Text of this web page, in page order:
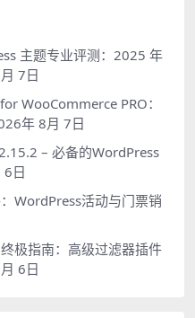
主题专业评测：2025 年
7日
WooCommerce PRO：
年 8月 7日
– 必备的WordPress
日
WordPress活动与门票销
极指南：高级过滤器插件
6日